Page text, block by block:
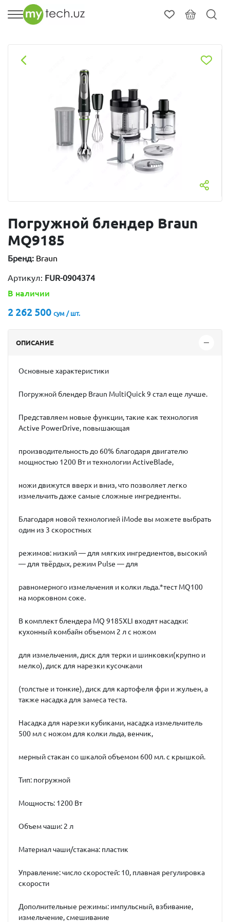
Погружной блендер Braun
MQ9185
Бренд: Braun
Артикул: FUR-0904374
В наличии
2 262 500 сум / шт.
ОПИСАНИЕ
Основные характеристики
Погружной блендер Braun MultiQuick 9 стал еще лучше.
Представляем новые функции, такие как технология
Active PowerDrive, повышающая
производительность до 60% благодаря двигателю
мощностью 1200 Вт и технологии ActiveBlade,
ножи движутся вверх и вниз, что позволяет легко
измельчить даже самые сложные ингредиенты.
Благодаря новой технологией iMode вы можете выбрать
один из 3 скоростных
режимов: низкий — для мягких ингредиентов, высокий
— для твёрдых, режим Pulse — для
равномерного измельчения и колки льда.*тест MQ100
на морковном соке.
В комплект блендера MQ 9185XLI входят насадки:
кухонный комбайн объемом 2 л с ножом
для измельчения, диск для терки и шинковки(крупно и
мелко), диск для нарезки кусочками
(толстые и тонкие), диск для картофеля фри и жульен, а
также насадка для замеса теста.
Насадка для нарезки кубиками, насадка измельчитель
500 мл с ножом для колки льда, венчик,
мерный стакан со шкалой объемом 600 мл. с крышкой.
Тип: погружной
Мощность: 1200 Вт
Объем чаши: 2 л
Материал чаши/стакана: пластик
Управление: число скоростей: 10, плавная регулировка
скорости
Дополнительные режимы: импульсный, взбивание,
измельчение, смешивание